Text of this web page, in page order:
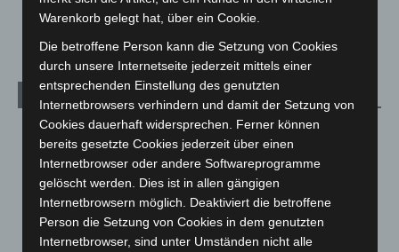
Welt
August 2026(14)
Juli 2026(73)
Juni 2026(139)
Mai 2026
(99)
April 2026(99)
Warenkorb gelegt hat, über ein Cookie.
Die betroffene Person kann die Setzung von Cookies
durch unsere Internetseite jederzeit mittels einer
entsprechenden Einstellung des genutzten
Internetbrowsers verhindern und damit der Setzung von
Cookies dauerhaft widersprechen. Ferner können
bereits gesetzte Cookies jederzeit über einen
Internetbrowser oder andere Softwareprogramme
gelöscht werden. Dies ist in allen gängigen
Internetbrowsern möglich. Deaktiviert die betroffene
Person die Setzung von Cookies in dem genutzten
Internetbrowser, sind unter Umständen nicht alle